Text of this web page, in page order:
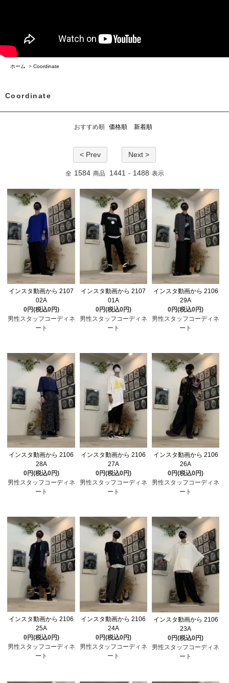
ホーム > Coordinate
Coordinate
おすすめ順 価格順 新着順
< Prev Next >
全 1584 商品 1441 - 1488 表示
インスタ動画から 2107
02A
0円(税込0円)
男性スタッフコーディネ
ート
インスタ動画から 2107
01A
0円(税込0円)
男性スタッフコーディネ
ート
インスタ動画から 2106
29A
0円(税込0円)
男性スタッフコーディネ
ート
インスタ動画から 2106
28A
0円(税込0円)
男性スタッフコーディネ
ート
インスタ動画から 2106
27A
0円(税込0円)
男性スタッフコーディネ
ート
インスタ動画から 2106
26A
0円(税込0円)
男性スタッフコーディネ
ート
インスタ動画から 2106
25A
0円(税込0円)
男性スタッフコーディネ
ート
インスタ動画から 2106
24A
0円(税込0円)
男性スタッフコーディネ
ート
インスタ動画から 2106
23A
0円(税込0円)
男性スタッフコーディネ
ート